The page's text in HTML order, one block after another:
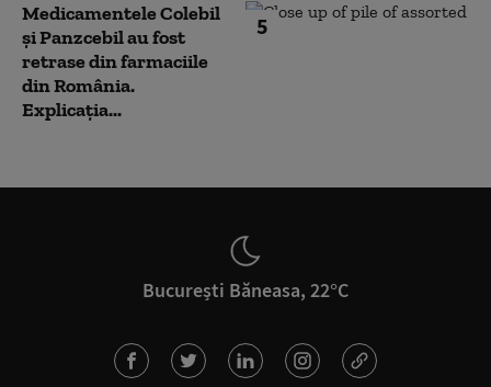
5
Medicamentele Colebil
și Panzcebil au fost
retrase din farmaciile
din România.
Explicația...
București Băneasa, 22°C